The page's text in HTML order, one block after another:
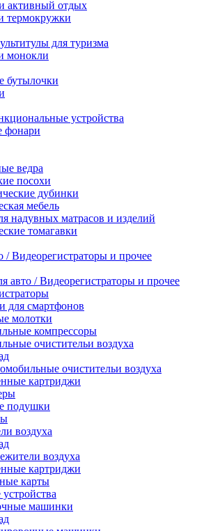
активный отдых
термокружки
для туризма
монокли
бутылочки
устройства
фонари
ведра
посохи
дубинки
мебель
надувных матрасов и изделий
томагавки
/ Видеорегистраторы и прочее
авто / Видеорегистраторы и прочее
для смартфонов
молотки
компрессоры
очистительи воздуха
очистительи воздуха
картриджи
подушки
воздуха
воздуха
картриджи
карты
машинки